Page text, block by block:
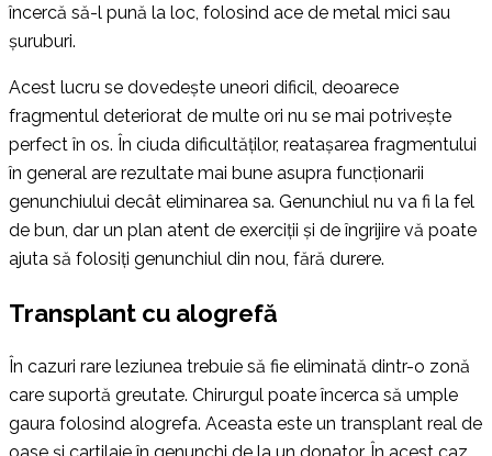
încercă să-l pună la loc, folosind ace de metal mici sau
șuruburi.
Acest lucru se dovedește uneori dificil, deoarece
fragmentul deteriorat de multe ori nu se mai potrivește
perfect în os. În ciuda dificultăților, reatașarea fragmentului
în general are rezultate mai bune asupra funcționarii
genunchiului decât eliminarea sa. Genunchiul nu va fi la fel
de bun, dar un plan atent de exerciții și de îngrijire vă poate
ajuta să folosiți genunchiul din nou, fără durere.
Transplant cu alogrefă
În cazuri rare leziunea trebuie să fie eliminată dintr-o zonă
care suportă greutate. Chirurgul poate încerca să umple
gaura folosind alogrefa. Aceasta este un transplant real de
oase și cartilaje în genunchi de la un donator. În acest caz,